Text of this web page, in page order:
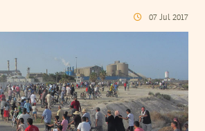
07 Jul 2017